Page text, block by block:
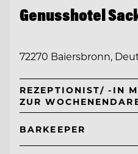
Genusshotel
72270 Baiersbronn,
REZEPTIONIST/ -IN
ZUR
BARKEEPER